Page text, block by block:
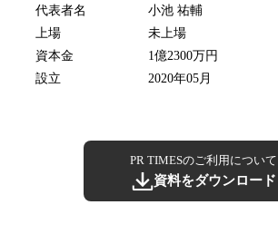
代表者名
小池 祐輔
上場
未上場
資本金
1億2300万円
設立
2020年05月
PR TIMESのご利用について
資料をダウンロード